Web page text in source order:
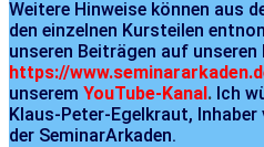
Weitere Hinweise können aus
den einzelnen Kursteilen
unseren Beiträgen auf
https://
unserem YouTube-Kanal. Ich
Klaus-Peter-Egelkraut, Inhaber
der SeminarArkaden.